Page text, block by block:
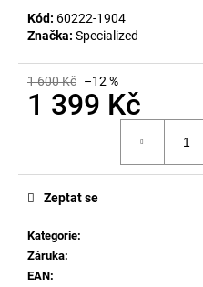
Kód: 60222-1904
Značka: Specialized
1 600 Kč –12 %
1 399 Kč
Kategorie:
Záruka:
EAN:
Zeptat se